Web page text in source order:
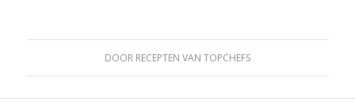
DOOR RECEPTEN VAN TOPCHEFS